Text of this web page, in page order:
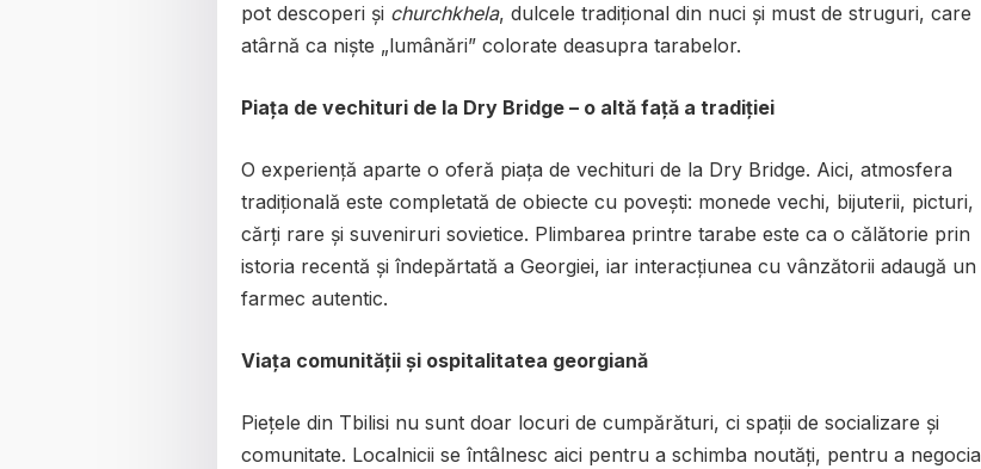
pot descoperi și churchkhela, dulcele tradițional din nuci și must de struguri, care
atârnă ca niște „lumânări” colorate deasupra tarabelor.
Piața de vechituri de la Dry Bridge – o altă față a tradiției
O experiență aparte o oferă piața de vechituri de la Dry Bridge. Aici, atmosfera
tradițională este completată de obiecte cu povești: monede vechi, bijuterii, picturi,
cărți rare și suveniruri sovietice. Plimbarea printre tarabe este ca o călătorie prin
istoria recentă și îndepărtată a Georgiei, iar interacțiunea cu vânzătorii adaugă un
farmec autentic.
Viața comunității și ospitalitatea georgiană
Piețele din Tbilisi nu sunt doar locuri de cumpărături, ci spații de socializare și
comunitate. Localnicii se întâlnesc aici pentru a schimba noutăți, pentru a negocia